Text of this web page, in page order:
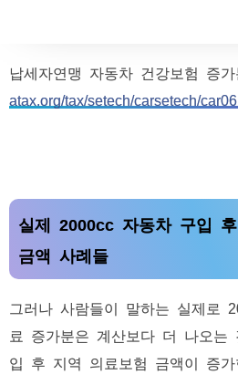
납세자연맹 자동차 건강보험 증
atax.org/tax/setech/carsetech/
실제 2000cc 자동차 구입
금액 사례들
그러나 사람들이 말하는 실제로
료 증가분은 계산보다 더 나오
입 후 지역 의료보험 금액이 증